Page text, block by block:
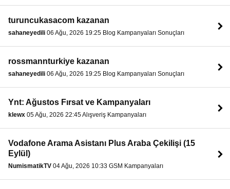
turuncukasacom kazanan
sahaneyedili 06 Ağu, 2026 19:25 Blog Kampanyaları Sonuçları
rossmannturkiye kazanan
sahaneyedili 06 Ağu, 2026 19:25 Blog Kampanyaları Sonuçları
Ynt: Ağustos Fırsat ve Kampanyaları
klewx 05 Ağu, 2026 22:45 Alışveriş Kampanyaları
Vodafone Arama Asistanı Plus Araba Çekilişi (15
Eylül)
NumismatikTV 04 Ağu, 2026 10:33 GSM Kampanyaları